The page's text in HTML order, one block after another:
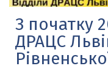
З початку
ДРАЦС